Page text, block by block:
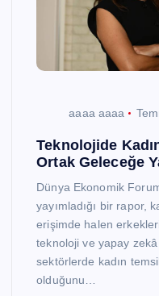
aaaa aaaa
Teknolojide
Ortak Geleceğe
Dünya Ekonomik
yayımladığı bir rapor,
erişimde halen
teknoloji ve yapay
sektörlerde kadın
olduğunu…